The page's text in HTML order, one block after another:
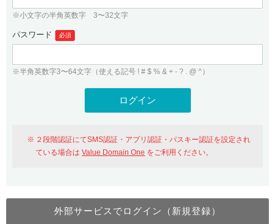
プレミアムドメイン
人気ドメインの種類
WHOIS検索
バリュードメインAPI
ドメイン・ホスティングOEM
従来のバリュードメインをご利用希望の方
Value Domainにログイン
おすすめ One レンタルサーバーを含む最新の機能を使う方
Value Domain Oneにログイン
ユーザー登録
※小文字の半角英数字 3〜32文字
パスワード 必須
※半角英数字3〜64文字（使える記号 ! # $ % & + - ? . @ ^）
２段階認証にてSMS認証・アプリ認証・パスキー認証を設定され
ている場合はValue Domain One をご利用ください。
外部サービスでログイン（新規登録）